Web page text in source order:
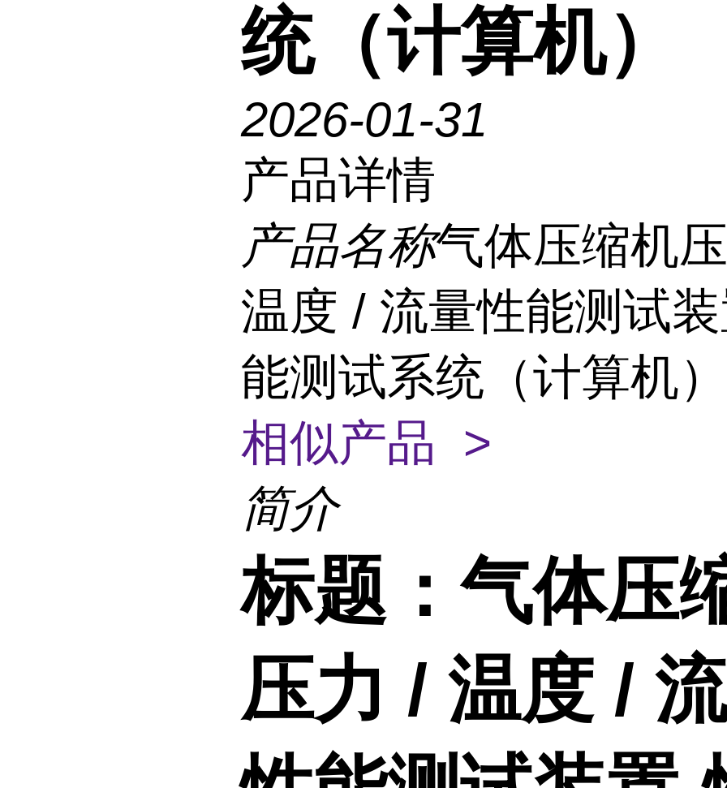
统（计算机）
2026-01-31
产品详情
产品名称气体压缩机
温度 / 流量性能测试
能测试系统（计算机
相似产品 >
简介
标题：气体压
压力 / 温度 /